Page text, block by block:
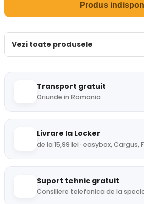
Produs
Vezi toate produsele
Transport gratuit
Oriunde in Romania
Livrare la Locker
de la 15,99 lei · easybox, Cargus,
Suport tehnic gratuit
Consiliere telefonica de la